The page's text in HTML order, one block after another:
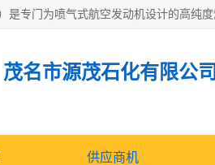
茂名市源茂石化有限公司
供应商机